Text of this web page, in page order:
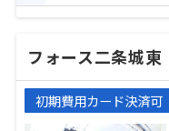
フォース二条城東
初期費用カード決済可